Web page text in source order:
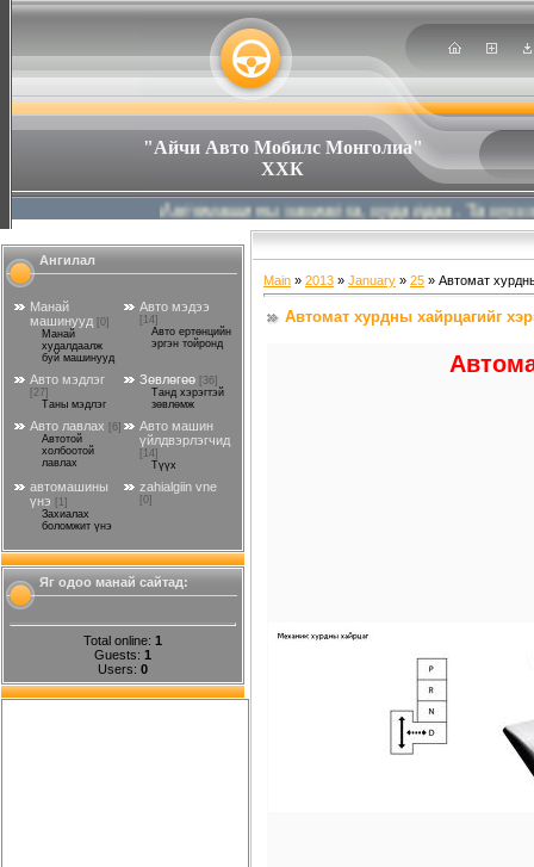
"Айчи Авто Мобилс Монголиа"
ХХК
Автомашины захиалга, худалдаа. Та хүссэн
Ангилал
Манай
машинууд [0]
Манай
худалдаалж
буй машинууд
Авто мэдээ
[14]
Авто ертөнцийн
эргэн тойронд
Авто мэдлэг
[27]
Таны мэдлэг
Зөвлөгөө
[36]
Танд хэрэгтэй
зөвлөмж
Авто лавлах
[6]
Автотой
холбоотой
лавлах
Авто машин
үйлдвэрлэгчид
[14]
Түүх
автомашины
үнэ
[1]
Захиалах
боломжит үнэ
zahialgiin vne
[0]
Яг одоо манай сайтад:
Total online: 1
Guests: 1
Users: 0
Main » 2013 » January » 25 » Автомат
Автомат хурдны хайрцагийг